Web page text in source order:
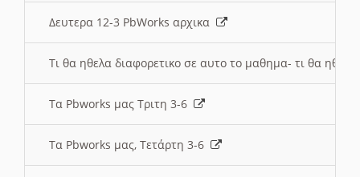
Δευτερα 12-3 PbWorks αρχικα
Τι θα ηθελα διαφορετικο σε αυτο το μαθημα- τι θα
Τα Pbworks μας Τριτη 3-6
Τα Pbworks μας, Τετάρτη 3-6